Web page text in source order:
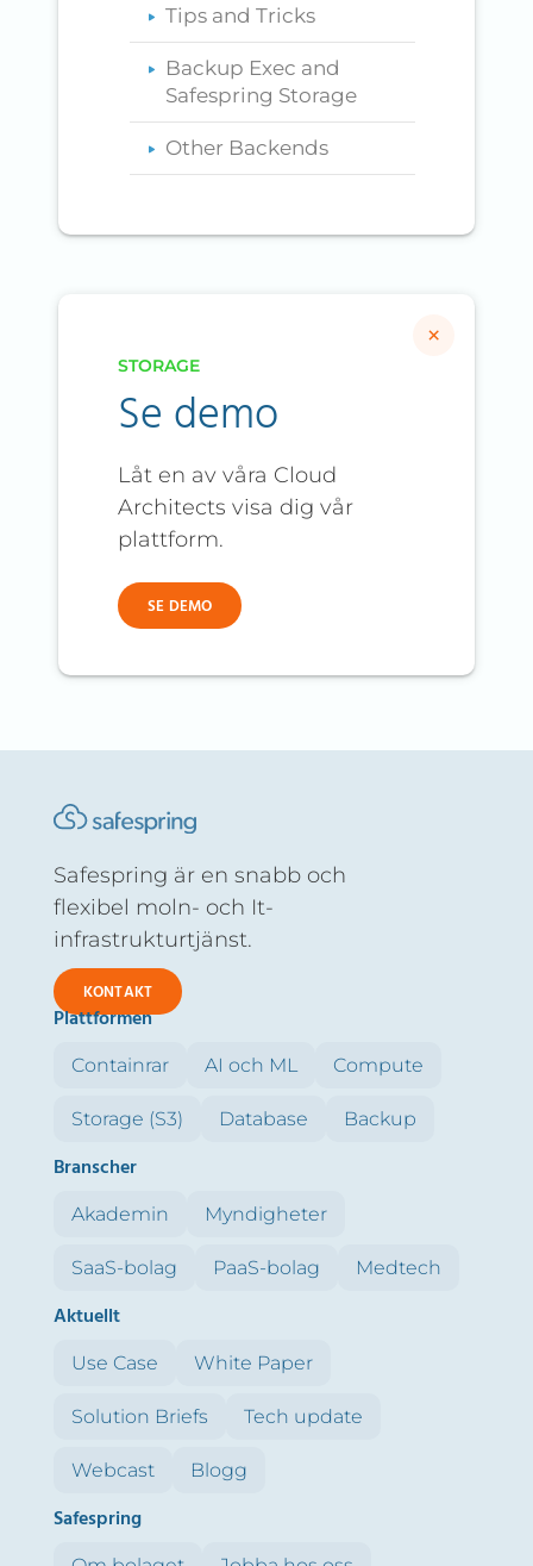
Tips and Tricks
Backup Exec and
Safespring Storage
Other Backends
STORAGE
Se demo
Låt en av våra Cloud
Architects visa dig vår
plattform.
SE DEMO
×
Safespring är en snabb och
flexibel moln- och It-
infrastrukturtjänst.
KONTAKT
Plattformen
Containrar AI och ML Compute
Storage (S3) Database Backup
Branscher
Akademin Myndigheter
SaaS-bolag PaaS-bolag Medtech
Aktuellt
Use Case White Paper
Solution Briefs Tech update
Webcast Blogg
Safespring